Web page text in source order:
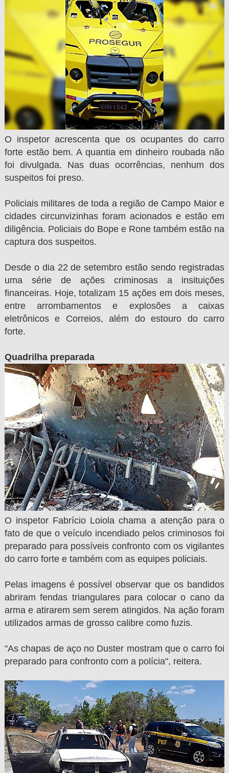
O inspetor acrescenta que os ocupantes do carro
forte estão bem. A quantia em dinheiro roubada não
foi divulgada. Nas duas ocorrências, nenhum dos
suspeitos foi preso.
Policiais militares de toda a região de Campo Maior e
cidades circunvizinhas foram acionados e estão em
diligência. Policiais do Bope e Rone também estão na
captura dos suspeitos.
Desde o dia 22 de setembro estão sendo registradas
uma série de ações criminosas a insituições
financeiras. Hoje, totalizam 15 ações em dois meses,
entre arrombamentos e explosões a caixas
eletrônicos e Correios, além do estouro do carro
forte.
Quadrilha preparada
O inspetor Fabrício Loiola chama a atenção para o
fato de que o veículo incendiado pelos criminosos foi
preparado para possíveis confronto com os vigilantes
do carro forte e também com as equipes policiais.
Pelas imagens é possível observar que os bandidos
abriram fendas triangulares para colocar o cano da
arma e atirarem sem serem atingidos. Na ação foram
utilizados armas de grosso calibre como fuzis.
"As chapas de aço no Duster mostram que o carro foi
preparado para confronto com a polícia", reitera.